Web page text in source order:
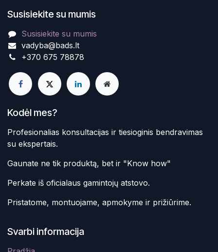
Susisiekite su mumis
Susisiekite su mumis
vadyba@bads.lt
+370 675 78878
Kodėl mes?
Profesionalias konsultacijas ir tiesioginis bendravimas
su ekspertais.
Gaunate ne tik produktą, bet ir "Know how"
Perkate iš oficialaus gamintojų atstovo.
Pristatome, montuojame, apmokyme ir prižiūrime.
Svarbi informacija